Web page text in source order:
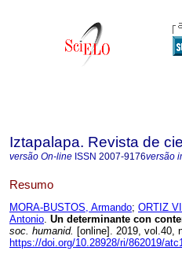
Iztapalapa. Revista de
versão On-line ISSN 2007-9176versão
Resumo
MORA-BUSTOS, Armando; ORTIZ
Antonio. Un determinante con
soc. humanid. [online]. 2019, vol.40,
https://doi.org/10.28928/ri/862019/